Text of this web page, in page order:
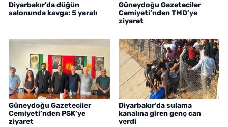
Diyarbakır’da düğün
salonunda kavga: 5 yaralı
Güneydoğu Gazeteciler
Cemiyeti’nden TMD’ye
ziyaret
Güneydoğu Gazeteciler
Cemiyeti’nden PSK’ye
ziyaret
Diyarbakır’da sulama
kanalına giren genç can
verdi